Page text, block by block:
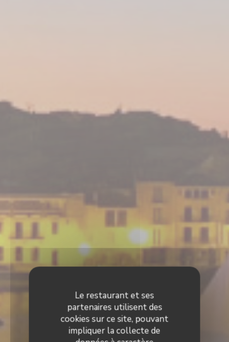
Le restaurant et ses
partenaires utilisent des
cookies sur ce site, pouvant
impliquer la collecte de